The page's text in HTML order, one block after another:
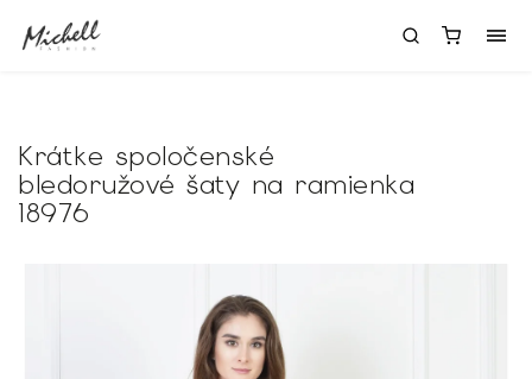
Krátke spoločenské
bledoružové šaty na ramienka
18976